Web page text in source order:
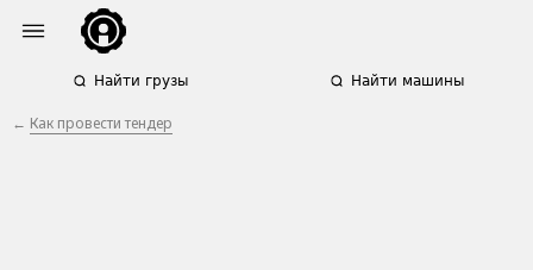
Найти грузы Найти машины
← Как провести тендер